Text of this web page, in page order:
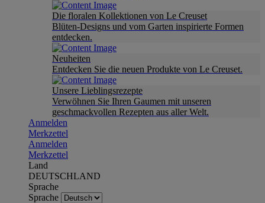
Die floralen Kollektionen von Le Creuset
Blüten-Designs und vom Garten inspirierte Formen
entdecken.
Neuheiten
Entdecken Sie die neuen Produkte von Le Creuset.
Unsere Lieblingsrezepte
Verwöhnen Sie Ihren Gaumen mit unseren
geschmackvollen Rezepten aus aller Welt.
Anmelden
Merkzettel
Anmelden
Merkzettel
Land
DEUTSCHLAND
Sprache
Sprache